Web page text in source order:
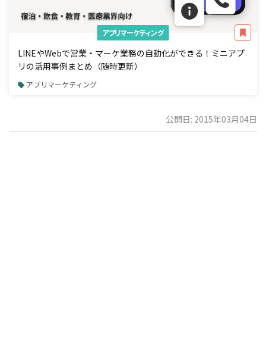
アプリマーケティング
LINEやWebで営業・マーケ業務の自動化ができる！ミニアプ
リの活用事例まとめ（随時更新）
アプリマーケティング
公開日: 2015年03月04日